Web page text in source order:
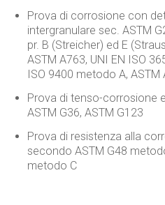
Prova di corrosione con
intergranulare sec. ASTM
pr. B (Streicher) ed E
ASTM A763, UNI EN ISO
ISO 9400 metodo A, ASTM
Prova di tenso-corrosione
ASTM G36, ASTM G123
Prova di resistenza alla
secondo ASTM G48
metodo C